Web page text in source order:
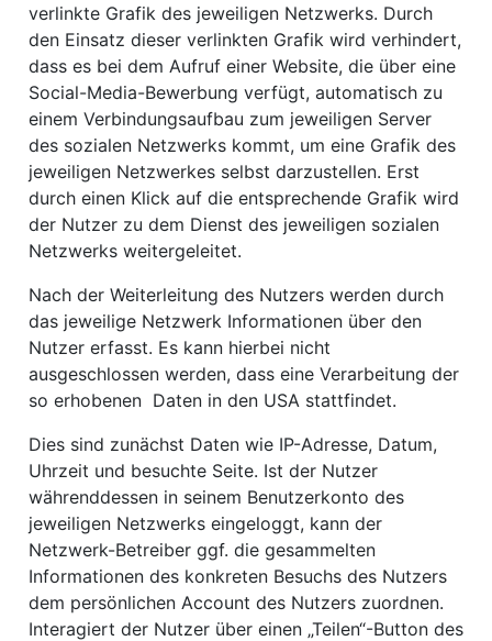
verlinkte Grafik des jeweiligen Netzwerks. Durch
den Einsatz dieser verlinkten Grafik wird verhindert,
dass es bei dem Aufruf einer Website, die über eine
Social-Media-Bewerbung verfügt, automatisch zu
einem Verbindungsaufbau zum jeweiligen Server
des sozialen Netzwerks kommt, um eine Grafik des
jeweiligen Netzwerkes selbst darzustellen. Erst
durch einen Klick auf die entsprechende Grafik wird
der Nutzer zu dem Dienst des jeweiligen sozialen
Netzwerks weitergeleitet.
Nach der Weiterleitung des Nutzers werden durch
das jeweilige Netzwerk Informationen über den
Nutzer erfasst. Es kann hierbei nicht
ausgeschlossen werden, dass eine Verarbeitung der
so erhobenen Daten in den USA stattfindet.
Dies sind zunächst Daten wie IP-Adresse, Datum,
Uhrzeit und besuchte Seite. Ist der Nutzer
währenddessen in seinem Benutzerkonto des
jeweiligen Netzwerks eingeloggt, kann der
Netzwerk-Betreiber ggf. die gesammelten
Informationen des konkreten Besuchs des Nutzers
dem persönlichen Account des Nutzers zuordnen.
Interagiert der Nutzer über einen „Teilen“-Button des